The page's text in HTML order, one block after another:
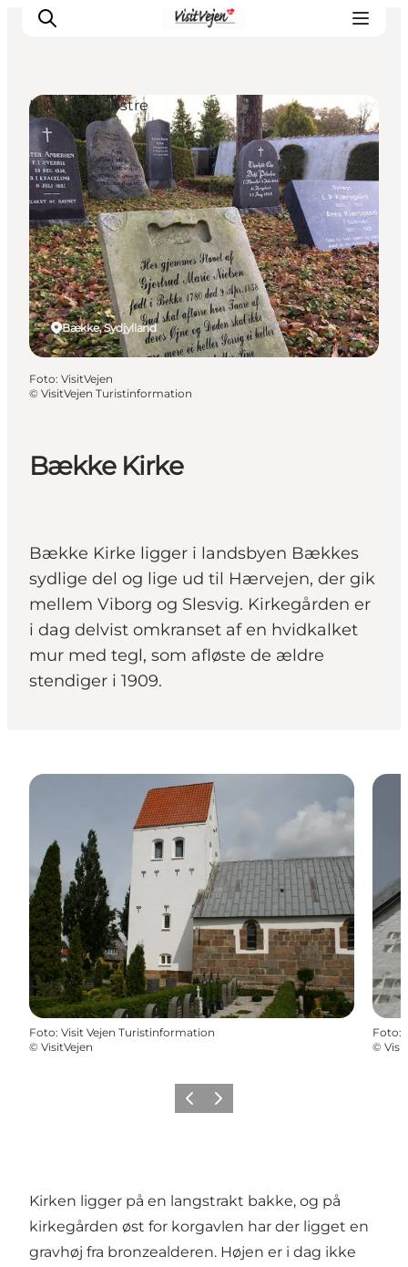
Spise
Sove
Natur
Se og oplev
Byer
Events
Udforsk
Bække Kirke
Bække Kirke ligger i landsbyen Bækkes
sydlige del og lige ud til Hærvejen, der gik
mellem Viborg og Slesvig. Kirkegården er
i dag delvist omkranset af en hvidkalket
mur med tegl, som afløste de ældre
stendiger i 1909.
Bække, Sydjylland
Kirker og klostre
Foto: VisitVejen
© VisitVejen Turistinformation
Foto: Visit Vejen Turistinformation
© VisitVejen
Foto:
©
Forrige billede
Næste billede
Kirken ligger på en langstrakt bakke, og på
kirkegården øst for korgavlen har der ligget en
gravhøj fra bronzealderen. Højen er i dag ikke